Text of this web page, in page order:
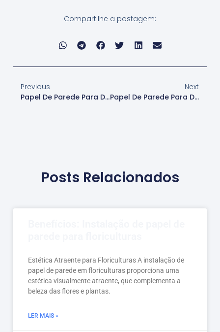
Compartilhe a postagem:
Previous
Papel De Parede Para Decoração De Ambientes Elegantes
Next
Papel De Parede Para Decoração De Ambientes Sofisticados
Posts Relacionados
Estética Atraente para Floriculturas A instalação de
papel de parede em floriculturas proporciona uma
estética visualmente atraente, que complementa a
beleza das flores e plantas.
LER MAIS »